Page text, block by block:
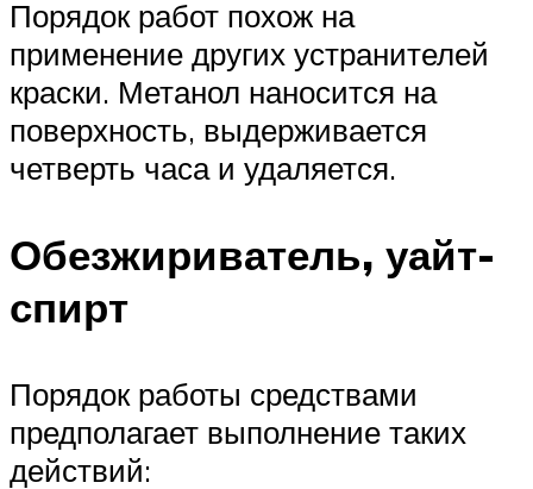
Порядок работ похож на
применение других устранителей
краски. Метанол наносится на
поверхность, выдерживается
четверть часа и удаляется.
Обезжириватель, уайт-
спирт
Порядок работы средствами
предполагает выполнение таких
действий: